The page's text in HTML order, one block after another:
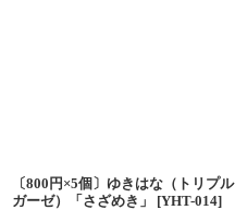
〔800円×5個〕ゆきはな（トリプル
ガーゼ）「さざめき」
[YHT-014]